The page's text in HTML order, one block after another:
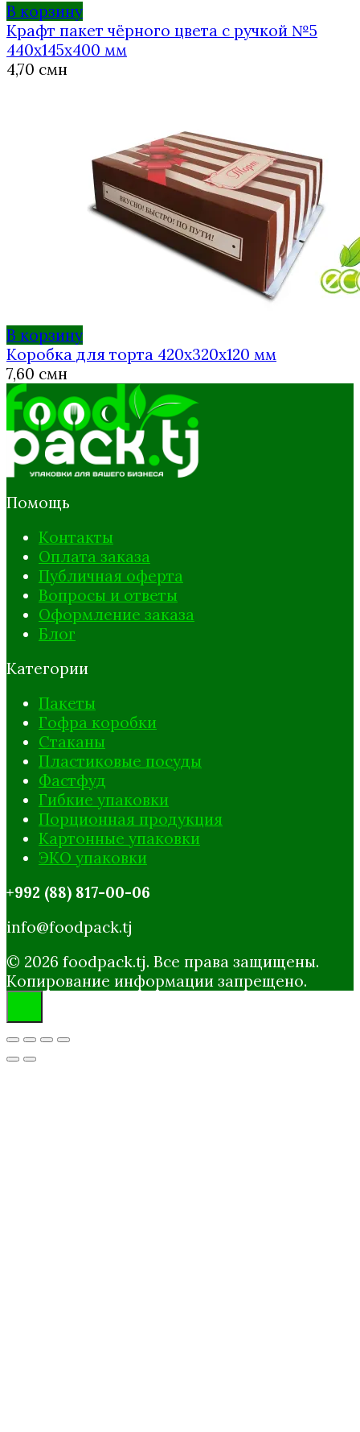
В корзину
Крафт пакет чёрного цвета с ручкой №5
440х145х400 мм
4,70 смн
В корзину
Коробка для торта 420х320х120 мм
7,60 смн
Помощь
Контакты
Оплата заказа
Публичная оферта
Вопросы и ответы
Оформление заказа
Блог
Категории
Пакеты
Гофра коробки
Стаканы
Пластиковые посуды
Фастфуд
Гибкие упаковки
Порционная продукция
Картонные упаковки
ЭКО упаковки
+992 (88) 817-00-06
info@foodpack.tj
© 2026 foodpack.tj. Все права защищены.
Копирование информации запрещено.